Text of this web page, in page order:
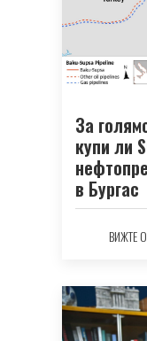
За
купи ли
в Бургас
ВИЖТЕ